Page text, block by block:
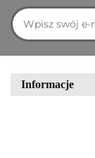
Informacje